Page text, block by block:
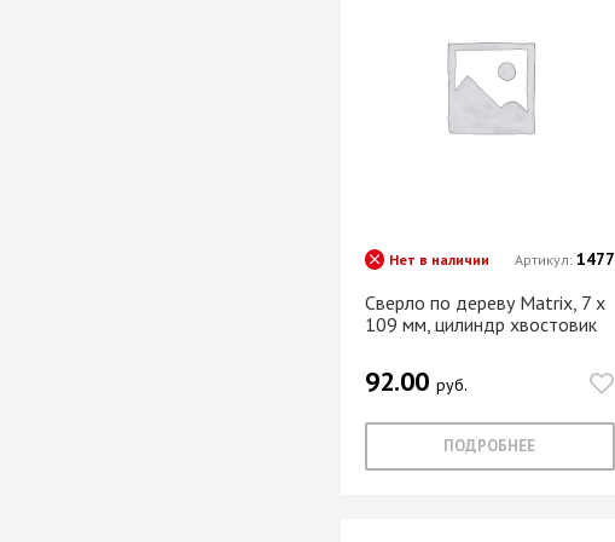
Черный)
ТРУБА D=25мм И
КОМПЛЕКТУЮЩИЕ
Системы раздвижных
Система для
межкомнатных дверей
Система шкафа-купе
AVIRA
Сверло по дереву Matrix, 7 х
109 мм, цилиндр хвостовик
Нет в наличии
92.00 руб.
ПОДРОБНЕЕ
Артикул: 1477